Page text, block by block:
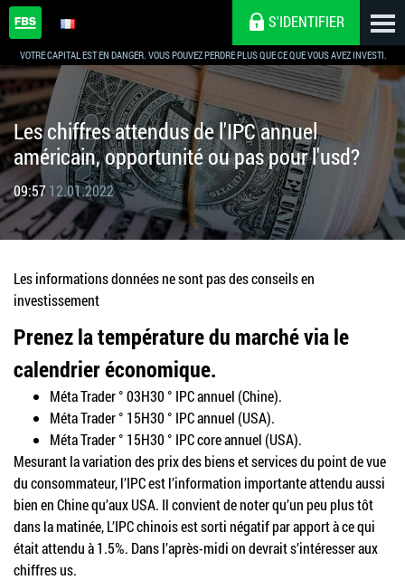
VOTRE CAPITAL EST EN DANGER. VOUS POUVEZ PERDRE PLUS QUE CE QUE VOUS AVEZ INVESTI.
S'IDENTIFIER
Les chiffres attendus de l'IPC annuel
américain, opportunité ou pas pour l'usd?
09:5712.01.2022
Les informations données ne sont pas des conseils en
investissement
Prenez la température du marché via le
calendrier économique.
Méta Trader ° 03H30 ° IPC annuel (Chine).
Méta Trader ° 15H30 ° IPC annuel (USA).
Méta Trader ° 15H30 ° IPC core annuel (USA).
Mesurant la variation des prix des biens et services du point de vue
du consommateur, l’IPC est l’information importante attendu aussi
bien en Chine qu’aux USA. Il convient de noter qu’un peu plus tôt
dans la matinée, L’IPC chinois est sorti négatif par apport à ce qui
était attendu à 1.5%. Dans l’après-midi on devrait s’intéresser aux
chiffres us.